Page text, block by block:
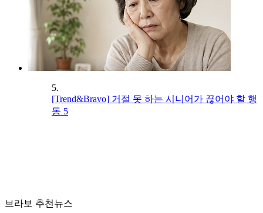
5.
[Trend&Bravo] 거절 못 하는 시니어가 끊어야 할 행
동 5
브라보 추천뉴스